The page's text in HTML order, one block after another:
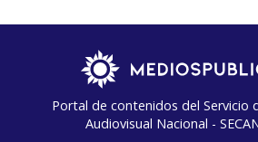
Portal de contenidos del Servicio
Audiovisual Nacional -